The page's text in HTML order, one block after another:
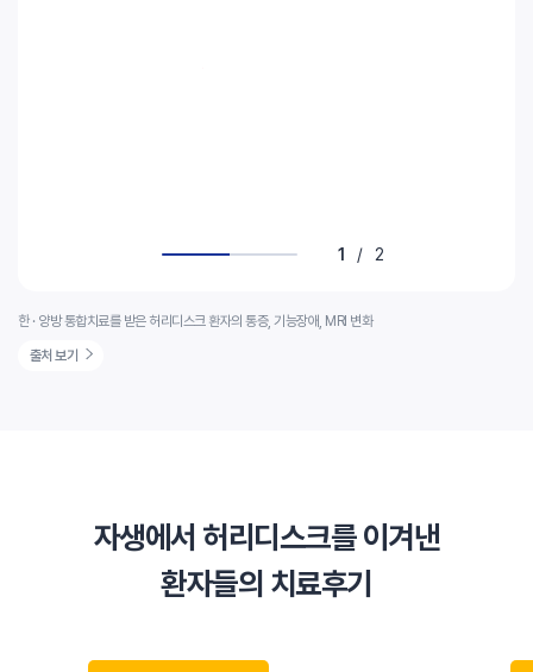
1 / 2
한 · 양방 통합치료를 받은 허리디스크 환자의 통증, 기능장애, MRI 변화
출처 보기
자생에서 허리디스크를 이겨낸
환자들의 치료후기